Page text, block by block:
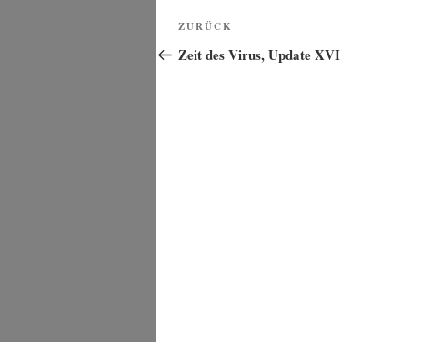
Beitragsnavigation
Vorheriger
Beitrag
ZURÜCK
Zeit des Virus, Update XVI